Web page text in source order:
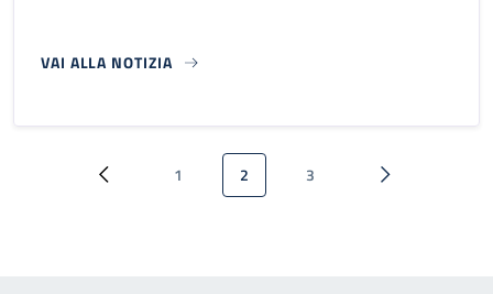
VAI ALLA NOTIZIA
Paginazione
Pagina precedente
Pagina
1 Pagina attuale
2 Pagina
3 Pagina